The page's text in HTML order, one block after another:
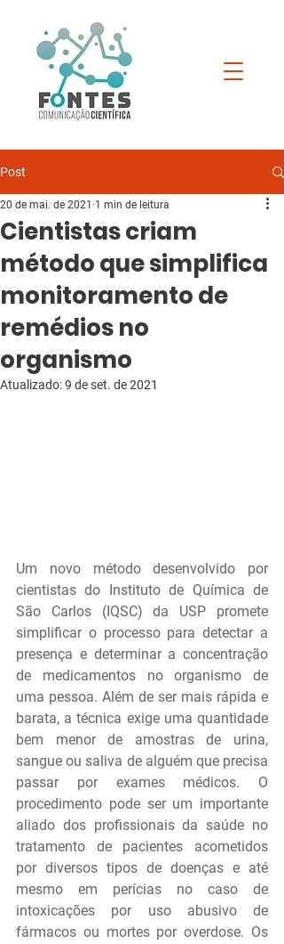
Post
Cientistas criam
método que simplifica
monitoramento de
remédios no
organismo
20 de mai. de 2021 1 min de leitura
Atualizado:9 de set. de 2021
Um novo método desenvolvido por
cientistas do Instituto de Química de
São Carlos (IQSC) da USP promete
simplificar o processo para detectar a
presença e determinar a concentração
de medicamentos no organismo de
uma pessoa. Além de ser mais rápida e
barata, a técnica exige uma quantidade
bem menor de amostras de urina,
sangue ou saliva de alguém que precisa
passar por exames médicos. O
procedimento pode ser um importante
aliado dos profissionais da saúde no
tratamento de pacientes acometidos
por diversos tipos de doenças e até
mesmo em perícias no caso de
intoxicações por uso abusivo de
fármacos ou mortes por overdose. Os